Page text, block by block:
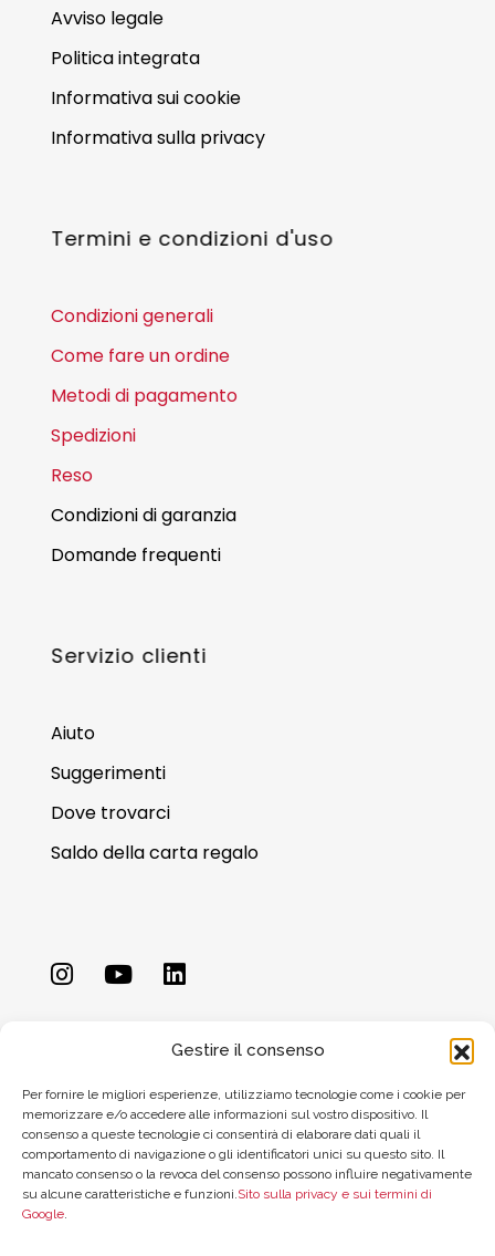
Gestire il consenso
Per fornire le migliori esperienze, utilizziamo tecnologie come i cookie per
memorizzare e/o accedere alle informazioni sul vostro dispositivo. Il
consenso a queste tecnologie ci consentirà di elaborare dati quali il
comportamento di navigazione o gli identificatori unici su questo sito. Il
mancato consenso o la revoca del consenso possono influire negativamente
su alcune caratteristiche e funzioni.Sito sulla privacy e sui termini di
Google.
Avviso legale
Politica integrata
Informativa sui cookie
Informativa sulla privacy
Termini e condizioni d'uso
Condizioni generali
Come fare un ordine
Metodi di pagamento
Spedizioni
Reso
Condizioni di garanzia
Domande frequenti
Servizio clienti
Aiuto
Suggerimenti
Dove trovarci
Saldo della carta regalo
© 2026 ZYCLE OFFICIAL | The Latest Technology for your Workouts
Todos los derechos reservados